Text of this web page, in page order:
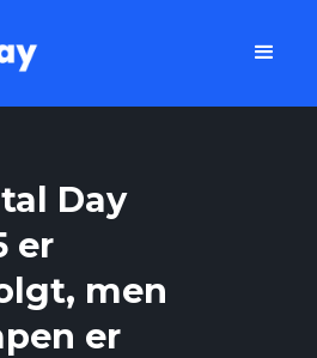
Day
er
men
er